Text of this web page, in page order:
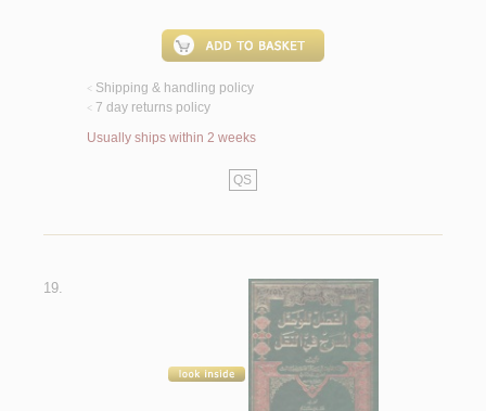
< Shipping & handling policy
< 7 day returns policy
Usually ships within 2 weeks
QS
19.